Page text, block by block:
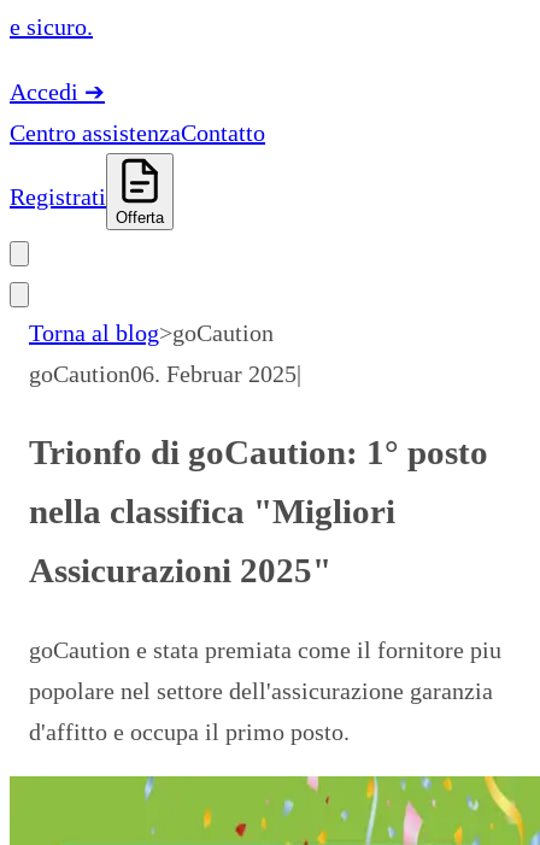
e sicuro.
Accedi ➔
Centro assistenzaContatto
Registrati
Offerta
Torna al blog>goCaution
goCaution06. Februar 2025|
Trionfo di goCaution: 1° posto
nella classifica "Migliori
Assicurazioni 2025"
goCaution e stata premiata come il fornitore piu
popolare nel settore dell'assicurazione garanzia
d'affitto e occupa il primo posto.